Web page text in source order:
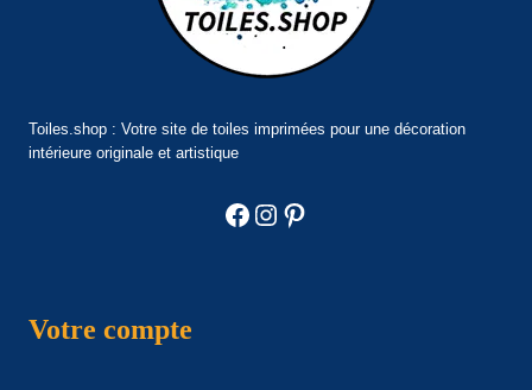
Toiles.shop : Votre site de toiles imprimées pour une décoration
intérieure originale et artistique
Facebook
Instagram
Pinterest
Votre compte